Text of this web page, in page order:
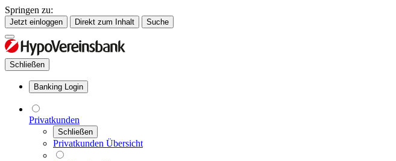
Springen zu:
Jetzt einloggen Direkt zum Inhalt Suche
Schließen
Banking Login
Privatkunden
Schließen
Privatkunden Übersicht